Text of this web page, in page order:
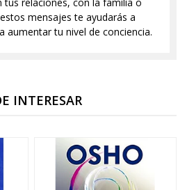
mensajes te ayudarás a
aumentar tu nivel de conciencia.
INTERESAR